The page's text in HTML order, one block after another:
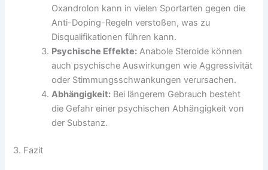
Oxandrolon kann in vielen Sportarten gegen die
Anti-Doping-Regeln verstoßen, was zu
Disqualifikationen führen kann.
Psychische Effekte: Anabole Steroide können
auch psychische Auswirkungen wie Aggressivität
oder Stimmungsschwankungen verursachen.
Abhängigkeit: Bei längerem Gebrauch besteht
die Gefahr einer psychischen Abhängigkeit von
der Substanz.
3. Fazit